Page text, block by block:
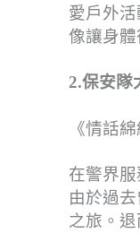
愛戶外
像讓身體
2.保安隊
《情話
在警界
由於過
之旅。